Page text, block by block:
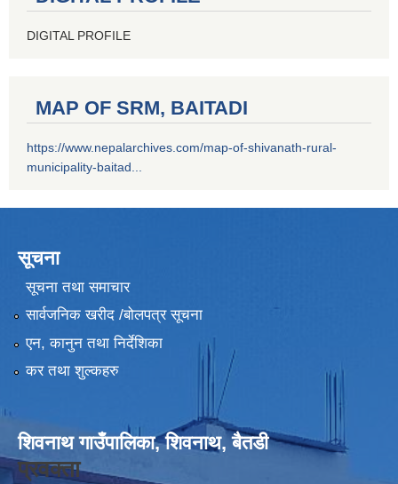
DIGITAL PROFILE
MAP OF SRM, BAITADI
https://www.nepalarchives.com/map-of-shivanath-rural-
municipality-baitad...
सूचना
सूचना तथा समाचार
सार्वजनिक खरीद /बोलपत्र सूचना
एन, कानुन तथा निर्देशिका
कर तथा शुल्कहरु
शिवनाथ गाउँपालिका, शिवनाथ, बैतडी
प्रवक्ता